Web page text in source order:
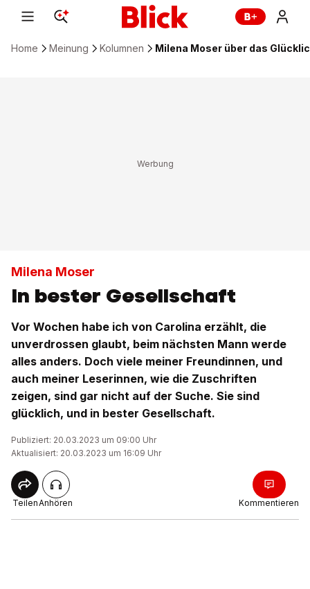
Home Meinung Kolumnen Milena Moser über das
Milena Moser
In bester Gesellschaft
Vor Wochen habe ich von Carolina erzählt, die
unverdrossen glaubt, beim nächsten Mann werde
alles anders. Doch viele meiner Freundinnen, und
auch meiner Leserinnen, wie die Zuschriften
zeigen, sind gar nicht auf der Suche. Sie sind
glücklich, und in bester Gesellschaft.
Publiziert: 20.03.2023 um 09:00 Uhr
Aktualisiert: 20.03.2023 um 16:09 Uhr
TeilenAnhören Kommentieren